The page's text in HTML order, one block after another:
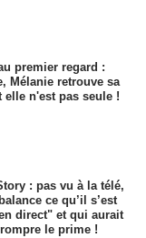
premier regard :
Mélanie retrouve sa
elle n'est pas seule !
: pas vu à la télé,
ce qu’il s’est
direct" et qui aurait
le prime !